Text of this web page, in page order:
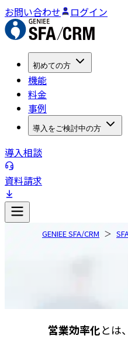
お問い合わせ ログイン
初めての方
機能
料金
事例
導入をご検討中の方
導入相談
資料請求
GENIEE SFA/CRM
営業効率化とは